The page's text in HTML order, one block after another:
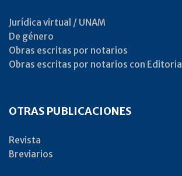
Jurídica virtual / UNAM
De género
Obras escritas por notarios
Obras escritas por notarios con Editorial
OTRAS PUBLICACIONES
Revista
Breviarios